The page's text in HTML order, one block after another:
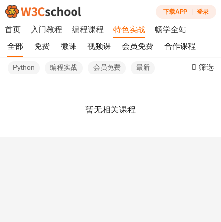
下载APP 登录
首页 入门教程 编程课程 特色实战 畅学全站
全部 免费 微课 视频课 会员免费 合作课程
Python 编程实战 会员免费 最新 筛选
暂无相关课程